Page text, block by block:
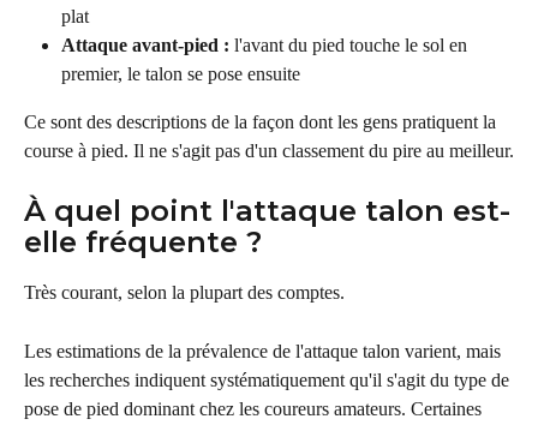
plat
Attaque avant-pied : l'avant du pied touche le sol en
premier, le talon se pose ensuite
Ce sont des descriptions de la façon dont les gens pratiquent la
course à pied. Il ne s'agit pas d'un classement du pire au meilleur.
À quel point l'attaque talon est-
elle fréquente ?
Très courant, selon la plupart des comptes.
Les estimations de la prévalence de l'attaque talon varient, mais
les recherches indiquent systématiquement qu'il s'agit du type de
pose de pied dominant chez les coureurs amateurs. Certaines